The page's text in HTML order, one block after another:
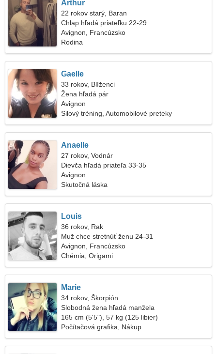
Arthur
22 rokov starý, Baran
Chlap hľadá priateľku 22-29
Avignon, Francúzsko
Rodina
Gaelle
33 rokov, Blíženci
Žena hľadá pár
Avignon
Silový tréning, Automobilové preteky
Anaelle
27 rokov, Vodnár
Dievča hľadá priateľa 33-35
Avignon
Skutočná láska
Louis
36 rokov, Rak
Muž chce stretnúť ženu 24-31
Avignon, Francúzsko
Chémia, Origami
Marie
34 rokov, Škorpión
Slobodná žena hľadá manžela
165 cm (5'5"), 57 kg (125 libier)
Počítačová grafika, Nákup